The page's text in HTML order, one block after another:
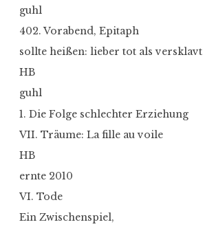
guhl
402. Vorabend, Epitaph
sollte heißen: lieber tot als versklavt
HB
guhl
1. Die Folge schlechter Erziehung
VII. Träume: La fille au voile
HB
ernte 2010
VI. Tode
Ein Zwischenspiel,